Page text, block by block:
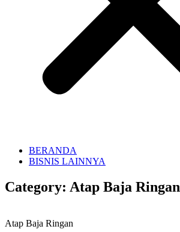
BERANDA
BISNIS LAINNYA
Category: Atap Baja Ringan
Atap Baja Ringan